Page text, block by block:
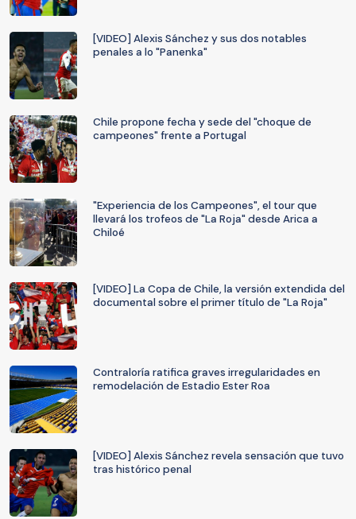
[VIDEO] Alexis Sánchez y sus dos notables
penales a lo "Panenka"
Chile propone fecha y sede del "choque de
campeones" frente a Portugal
"Experiencia de los Campeones", el tour que
llevará los trofeos de "La Roja" desde Arica a
Chiloé
[VIDEO] La Copa de Chile, la versión extendida del
documental sobre el primer título de "La Roja"
Contraloría ratifica graves irregularidades en
remodelación de Estadio Ester Roa
[VIDEO] Alexis Sánchez revela sensación que tuvo
tras histórico penal